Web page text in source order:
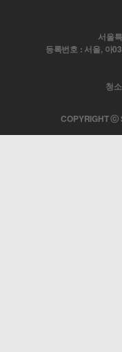
서울
등록번호 : 서울, 아
청
COPYRIGHT ⓒ